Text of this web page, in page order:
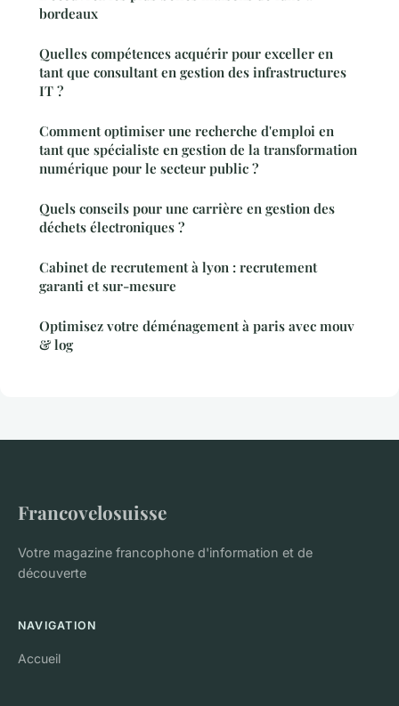
bordeaux
Quelles compétences acquérir pour exceller en
tant que consultant en gestion des infrastructures
IT ?
Comment optimiser une recherche d'emploi en
tant que spécialiste en gestion de la transformation
numérique pour le secteur public ?
Quels conseils pour une carrière en gestion des
déchets électroniques ?
Cabinet de recrutement à lyon : recrutement
garanti et sur-mesure
Optimisez votre déménagement à paris avec mouv
& log
Francovelosuisse
Votre magazine francophone d'information et de
découverte
NAVIGATION
Accueil